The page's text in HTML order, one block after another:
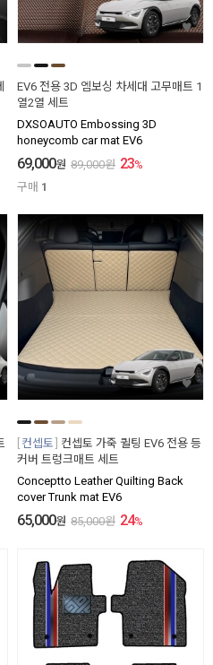
EV6 전용 3D 엠보싱 차세대 고무매트 1
열2열 세트
DXSOAUTO Embossing 3D
honeycomb car mat EV6
69,000원 89,000원 23%
구매 1
컨셉토
컨셉토 가죽 퀼팅 EV6 전용 등
커버 트렁크매트 세트
Conceptto Leather Quilting Back
cover Trunk mat EV6
65,000원 85,000원 24%